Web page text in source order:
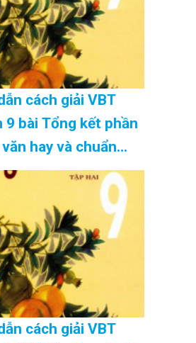
cách giải VBT
9 bài Tổng kết phần
hay và chuẩn
Nhật 08/2026
cách giải VBT